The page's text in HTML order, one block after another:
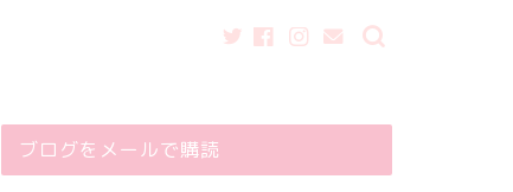
ブログをメールで購読